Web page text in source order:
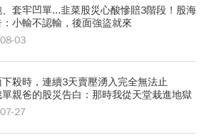
、套牢凹單...韭菜股災心酸慘賠3階段！股海
小輸不認輸，後面強盜就來
03
殺時，連續3天賣壓湧入完全無法止
親爸的股災告白：那時我從天堂栽進地獄
27